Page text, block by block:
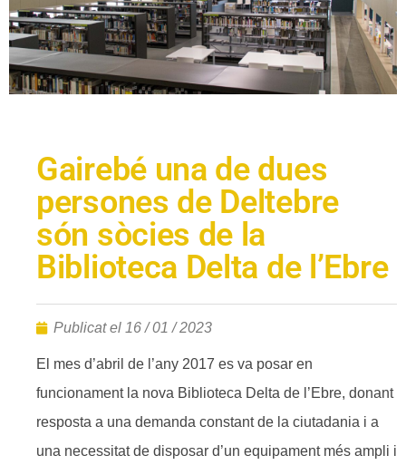
Gairebé una de dues
persones de Deltebre
són sòcies de la
Biblioteca Delta de l’Ebre
Publicat el 16 / 01 / 2023
El mes d’abril de l’any 2017 es va posar en
funcionament la nova Biblioteca Delta de l’Ebre, donant
resposta a una demanda constant de la ciutadania i a
una necessitat de disposar d’un equipament més ampli i